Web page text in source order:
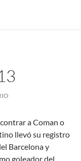
a Coman o
llevó su registro
Barcelona y
goleador del